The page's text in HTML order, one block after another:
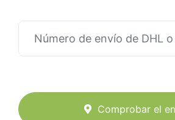
Comprobar el